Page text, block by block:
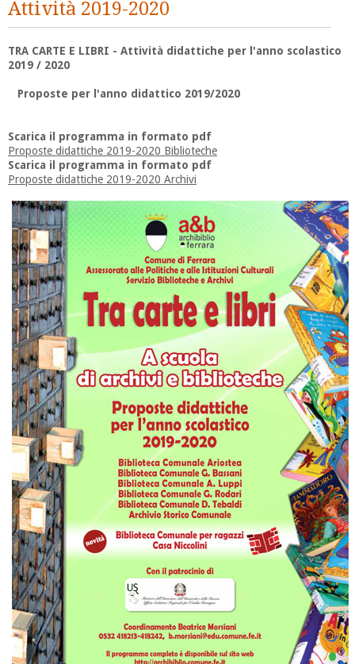
Attività 2019-2020
TRA CARTE E LIBRI - Attività didattiche per l'anno scolastico
2019 / 2020
Proposte per l'anno didattico 2019/2020
Scarica il programma in formato pdf
Proposte didattiche 2019-2020 Biblioteche
Scarica il programma in formato pdf
Proposte didattiche 2019-2020 Archivi